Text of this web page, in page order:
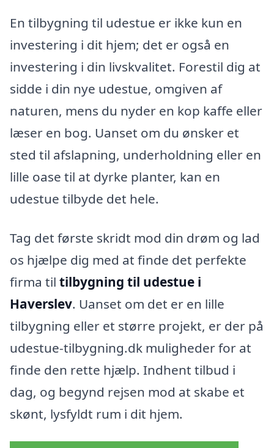
En tilbygning til udestue er ikke kun en
investering i dit hjem; det er også en
investering i din livskvalitet. Forestil dig at
sidde i din nye udestue, omgiven af
naturen, mens du nyder en kop kaffe eller
læser en bog. Uanset om du ønsker et
sted til afslapning, underholdning eller en
lille oase til at dyrke planter, kan en
udestue tilbyde det hele.
Tag det første skridt mod din drøm og lad
os hjælpe dig med at finde det perfekte
firma til tilbygning til udestue i
Haverslev. Uanset om det er en lille
tilbygning eller et større projekt, er der på
udestue-tilbygning.dk muligheder for at
finde den rette hjælp. Indhent tilbud i
dag, og begynd rejsen mod at skabe et
skønt, lysfyldt rum i dit hjem.